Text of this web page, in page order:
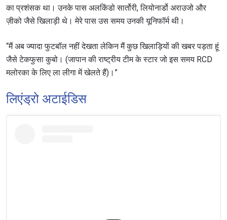
का प्रशंसक था। उनके पास अलकिंडो सार्तोरी, लियोनार्डो अराउजो और
ज़ीको जैसे खिलाड़ी थे। मेरे पास उस समय उनकी यूनिफॉर्म थी।
“मैं अब ज्यादा फुटबॉल नहीं देखता लेकिन मैं कुछ खिलाड़ियों की खबर पड़ता हूं
जैसे टेकफुसा कुबो। (जापान की राष्ट्रीय टीम के स्टार जो इस समय RCD
मलोरका के लिए ला लीगा में खेलते हैं)।”
लिएंड्रो अटाईडिस